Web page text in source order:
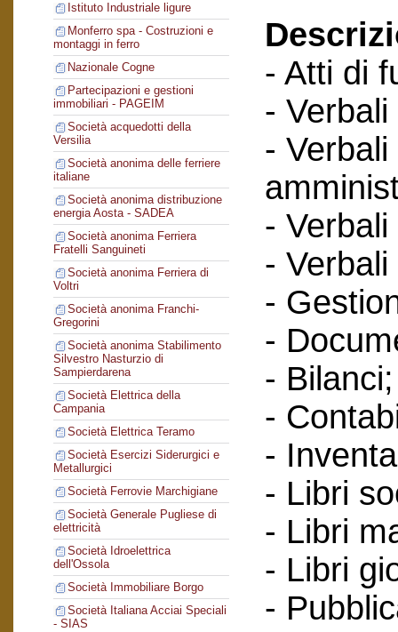
Istituto Industriale ligure
Monferro spa - Costruzioni e
montaggi in ferro
Nazionale Cogne
Partecipazioni e gestioni
immobiliari - PAGEIM
Società acquedotti della
Versilia
Società anonima delle ferriere
italiane
Società anonima distribuzione
energia Aosta - SADEA
Società anonima Ferriera
Fratelli Sanguineti
Società anonima Ferriera di
Voltri
Società anonima Franchi-
Gregorini
Società anonima Stabilimento
Silvestro Nasturzio di
Sampierdarena
Società Elettrica della
Campania
Società Elettrica Teramo
Società Esercizi Siderurgici e
Metallurgici
Società Ferrovie Marchigiane
Società Generale Pugliese di
elettricità
Società Idroelettrica
dell'Ossola
Società Immobiliare Borgo
Società Italiana Acciai Speciali
- SIAS
- Atti di
-
-
-
-
-
-
- Bilanci;
-
-
- Libri
- Libri
- Libri
-